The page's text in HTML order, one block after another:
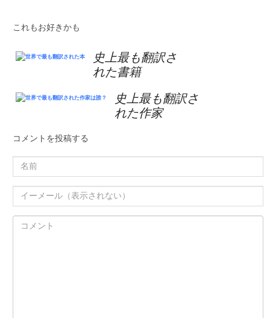
これもお好きかも
史上最も翻訳さ
れた書籍
史上最も翻訳さ
れた作家
コメントを投稿する